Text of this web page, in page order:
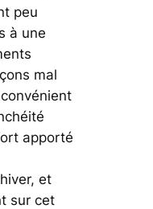
peu
à une
mal
apporté
et
sur cet